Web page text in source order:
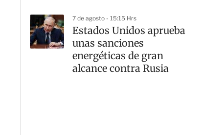
7 de agosto - 15:15 Hrs
Estados Unidos aprueba
unas sanciones
energéticas de gran
alcance contra Rusia